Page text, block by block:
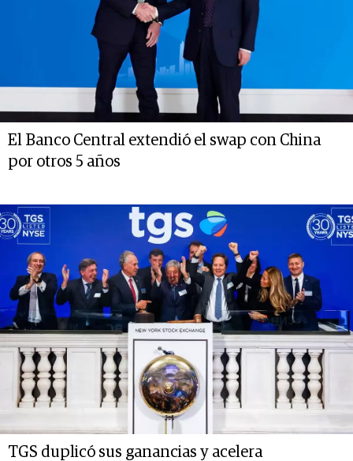
El Banco Central extendió el swap con China
por otros 5 años
TGS duplicó sus ganancias y acelera